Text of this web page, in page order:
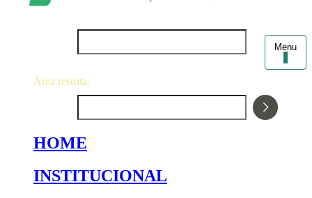
Menu
Área restrita:
HOME
INSTITUCIONAL